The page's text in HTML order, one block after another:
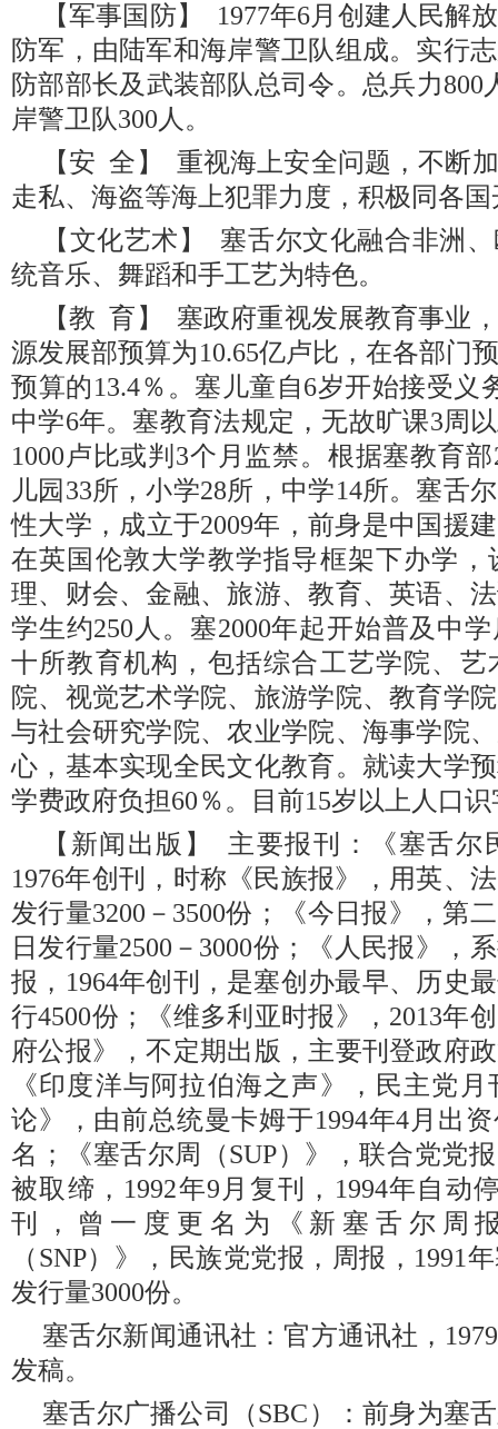
【军事国防】 1977年6月创建人民解
防军，由陆军和海岸警卫队组成。实行
防部部长及武装部队总司令。总兵力800
岸警卫队300人。
【安 全】 重视海上安全问题，不断
走私、海盗等海上犯罪力度，积极同各
【文化艺术】 塞舌尔文化融合非洲
统音乐、舞蹈和手工艺为特色。
【教 育】 塞政府重视发展教育事业
源发展部预算为10.65亿卢比，在各部门
预算的13.4％。塞儿童自6岁开始接受义
中学6年。塞教育法规定，无故旷课3周
1000卢比或判3个月监禁。根据塞教育
儿园33所，小学28所，中学14所。塞舌
性大学，成立于2009年，前身是中国援
在英国伦敦大学教学指导框架下办学
理、财会、金融、旅游、教育、英语、
学生约250人。塞2000年起开始普及中
十所教育机构，包括综合工艺学院、
院、视觉艺术学院、旅游学院、教育学
与社会研究学院、农业学院、海事学院
心，基本实现全民文化教育。就读大学
学费政府负担60％。目前15岁以上人口
【新闻出版】 主要报刊：《塞舌尔
1976年创刊，时称《民族报》，用英、
发行量3200－3500份；《今日报》，第
日发行量2500－3000份；《人民报》，
报，1964年创刊，是塞创办最早、历史
行4500份；《维多利亚时报》，2013年
府公报》，不定期出版，主要刊登政府
《印度洋与阿拉伯海之声》，民主党
论》，由前总统曼卡姆于1994年4月出
名；《塞舌尔周（SUP）》，联合党党
被取缔，1992年9月复刊，1994年自动
刊，曾一度更名为《新塞舌尔周
（SNP）》，民族党党报，周报，1991
发行量3000份。
塞舌尔新闻通讯社：官方通讯社，
发稿。
塞舌尔广播公司（SBC）：前身为塞